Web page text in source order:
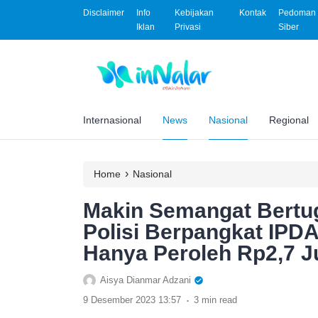
Disclaimer
Info
Iklan
Kebijakan
Privasi
Kontak
Siber
Internasional News Nasional Regional
Home › Nasional
Makin Semangat
Polisi Berpangkat
Hanya Peroleh Rp2,7
Aisya Dianmar Adzani
9 Desember 2023 13:57 . 3 min read